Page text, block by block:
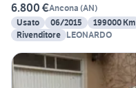
6.800 €Ancona (AN)
Usato
06/2015 199000 Km
Rivenditore LEONARDO